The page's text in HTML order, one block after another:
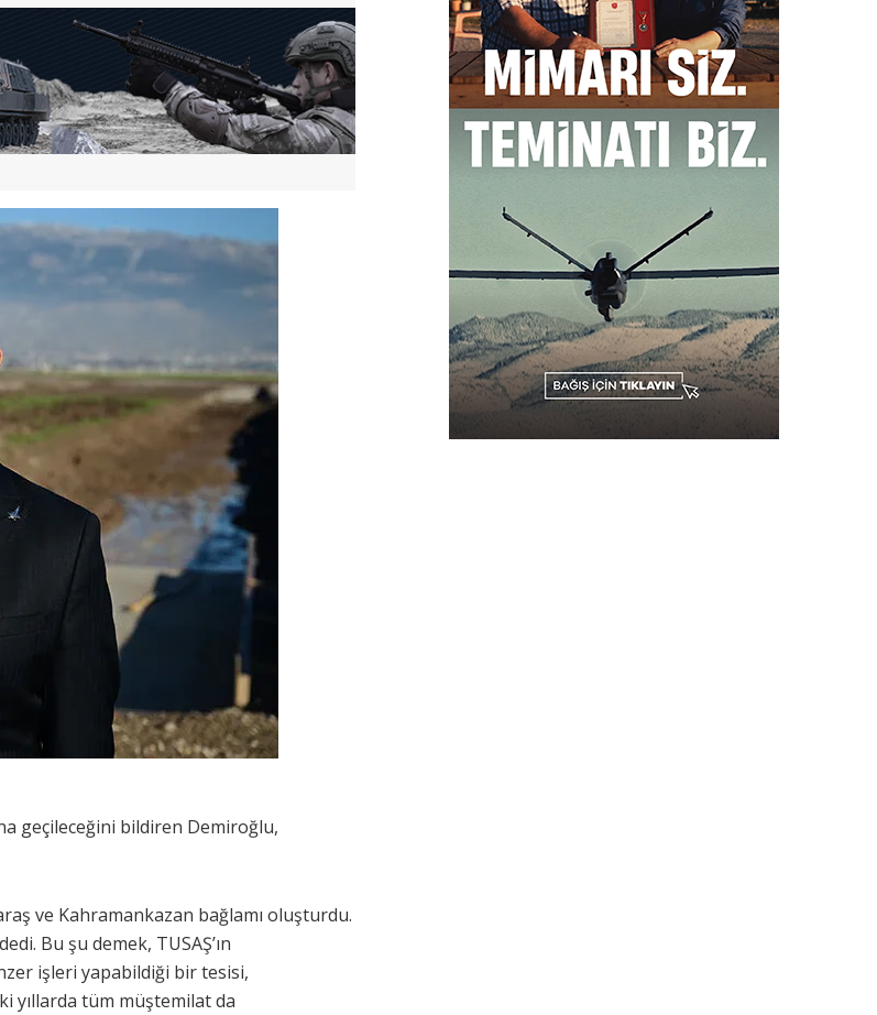
geçileceğini bildiren Demiroğlu,
ve Kahramankazan bağlamı oluşturdu.
Bu şu demek, TUSAŞ’ın
işleri yapabildiği bir tesisi,
yıllarda tüm müştemilat da